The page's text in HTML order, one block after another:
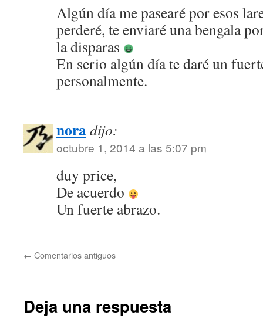
Algún día me pasearé por esos
perderé, te enviaré una bengala
la disparas
En serio algún día te daré un
personalmente.
noradijo:
octubre 1, 2014 a las 5:07 pm
duy price,
De acuerdo
Un fuerte abrazo.
← Comentarios antiguos
Deja una respuesta